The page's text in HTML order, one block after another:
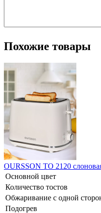
Похожие товары
OURSSON TO 2120
Основной цвет
Количество тостов
Обжаривание с одной
Подогрев